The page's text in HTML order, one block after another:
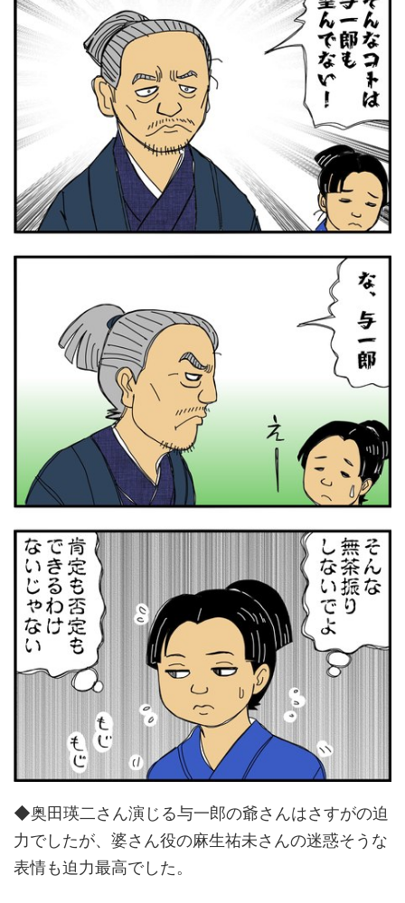
◆奥田瑛二さん演じる与一郎の爺さんはさすがの迫
力でしたが、婆さん役の麻生祐未さんの迷惑そうな
表情も迫力最高でした。